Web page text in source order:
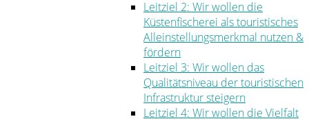
Leitziel 2: Wir wollen die
Küstenfischerei als touristisches
Alleinstellungsmerkmal nutzen &
fördern
Leitziel 3: Wir wollen das
Qualitätsniveau der touristischen
Infrastruktur steigern
Leitziel 4: Wir wollen die Vielfalt